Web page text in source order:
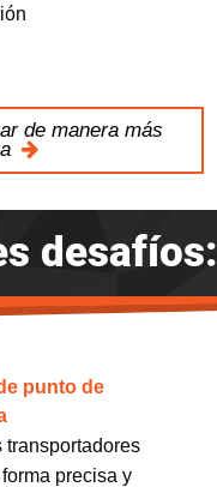
de manera más
desafíos:
punto de
transportadores
precisa y